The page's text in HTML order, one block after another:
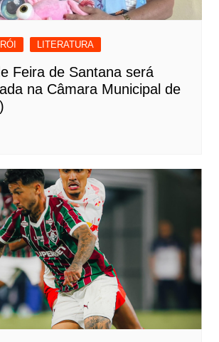
LITERATURA
Feira de Santana será
na Câmara Municipal de